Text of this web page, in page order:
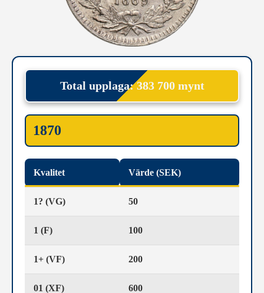
Total upplaga: 383 700 mynt
1870
Kvalitet Värde (SEK)
1? (VG) 50
1 (F) 100
1+ (VF) 200
01 (XF) 600